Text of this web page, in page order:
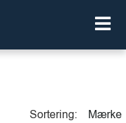
Sortering:
Mærke